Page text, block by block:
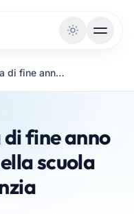
Idee per la recita di fine anno con i bambini della scuola dell’infanzia
fine anno
scuola